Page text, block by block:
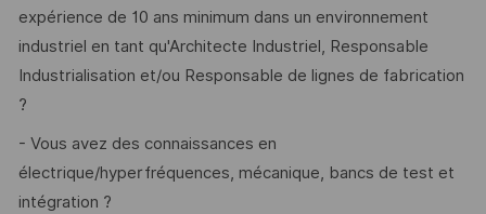
expérience de 10 ans minimum dans un environnement
industriel en tant qu'Architecte Industriel, Responsable
Industrialisation et/ou Responsable de lignes de fabrication
?
- Vous avez des connaissances en
électrique/hyperfréquences, mécanique, bancs de test et
intégration ?